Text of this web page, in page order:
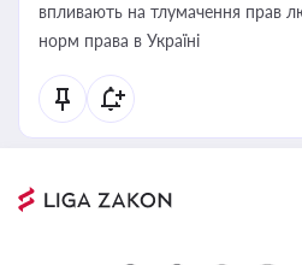
впливають на тлумачення прав
норм права в Україні